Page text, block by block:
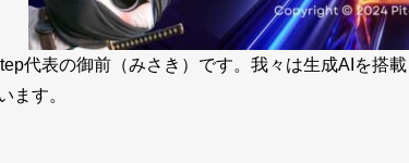
代表の御前（みさき）です。我々は生成AIを搭
ます。